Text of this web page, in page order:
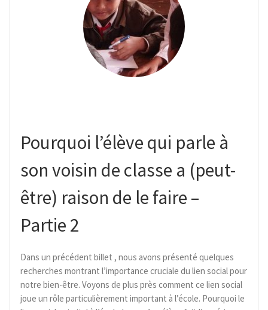
Pourquoi l’élève qui parle à
son voisin de classe a (peut-
être) raison de le faire –
Partie 2
Dans un précédent billet , nous avons présenté quelques
recherches montrant l’importance cruciale du lien social pour
notre bien-être. Voyons de plus près comment ce lien social
joue un rôle particulièrement important à l’école. Pourquoi le